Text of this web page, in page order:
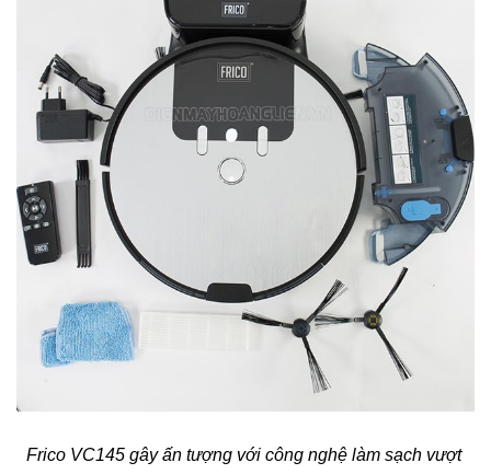
Frico VC145 gây ấn tượng với công nghệ làm sạch vượt